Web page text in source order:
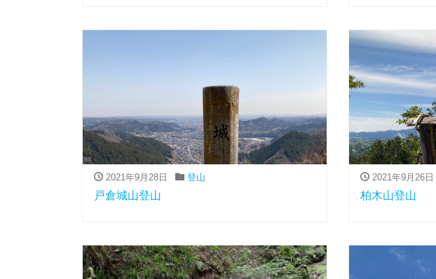
2021年9月28日 登山
戸倉城山登山
2021年9月26日
柏木山登山